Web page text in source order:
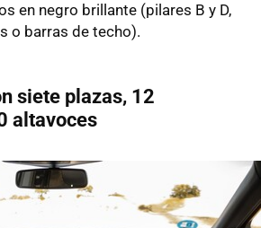
en negro brillante (pilares B y D,
o barras de techo).
siete plazas, 12
altavoces